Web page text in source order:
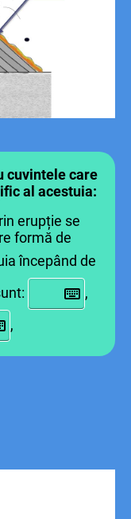
cuvintele care
al acestuia:
erupție se
formă de
începând de
,
,